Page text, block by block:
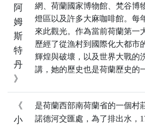
阿
姆
斯
特
丹
》
網、荷蘭國家博物館、梵谷博
燈區以及許多大麻咖啡館。每
來此觀光。作為當前荷蘭第一
歷經了從漁村到國際化大都市
輝煌與破壞，以及世界大戰的
講，她的歷史也是荷蘭歷史的
《
小
是荷蘭西部南荷蘭省的一個村
諾德河交匯處，為了排出水，